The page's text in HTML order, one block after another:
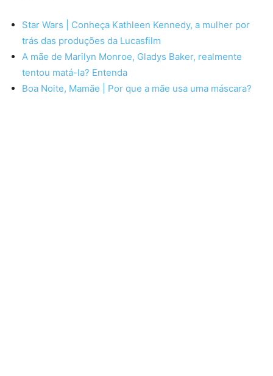
Star Wars | Conheça Kathleen Kennedy, a mulher por
trás das produções da Lucasfilm
A mãe de Marilyn Monroe, Gladys Baker, realmente
tentou matá-la? Entenda
Boa Noite, Mamãe | Por que a mãe usa uma máscara?